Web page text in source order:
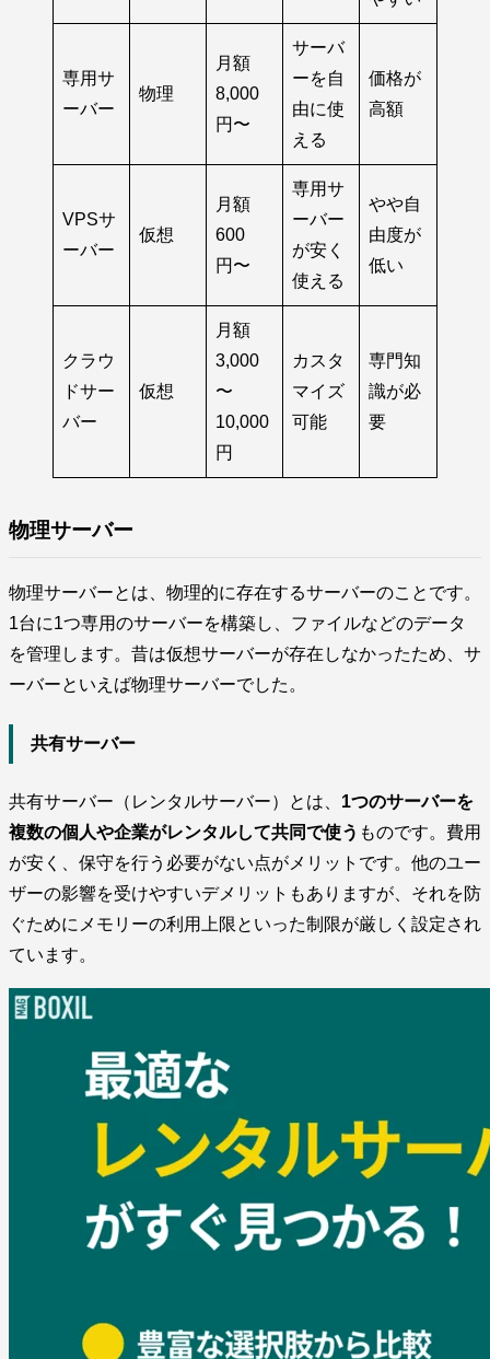
専用サ
ーバー
物理
月額
8,000
円〜
サーバ
ーを自
由に使
える
価格が
高額
VPSサ
ーバー
仮想
月額
600
円〜
専用サ
ーバー
が安く
使える
やや自
由度が
低い
クラウ
ドサー
バー
仮想
月額
3,000
〜
10,000
円
カスタ
マイズ
可能
専門知
識が必
要
物理サーバー
物理サーバーとは、物理的に存在するサーバーのことです。
1台に1つ専用のサーバーを構築し、ファイルなどのデータ
を管理します。昔は仮想サーバーが存在しなかったため、サ
ーバーといえば物理サーバーでした。
共有サーバー
共有サーバー（レンタルサーバー）とは、 1つのサーバーを
複数の個人や企業がレンタルして共同で使う ものです。費用
が安く、保守を行う必要がない点がメリットです。他のユー
ザーの影響を受けやすいデメリットもありますが、それを防
ぐためにメモリーの利用上限といった制限が厳しく設定され
ています。